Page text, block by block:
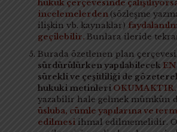
hukuk çerçevesinde
incelemelerden(sözleşme
ilişkin vb. kaynaklar)
geçilebilir. Bunlara ileride
Burada özetlenen plan
sürdürülürken yapılabilecek
sürekli ve çeşitliliği de
hukuki metinleri OKUMAKTIR.
yazabilir hale gelmek mümkün
üsluba, cümle yapılarına ve
edilmesi ihmal edilmemelidir.